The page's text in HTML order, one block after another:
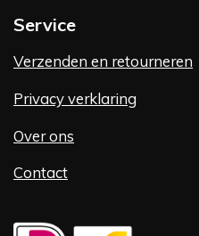
Service
Verzenden en retourneren
Privacy verklaring
Over ons
Contact